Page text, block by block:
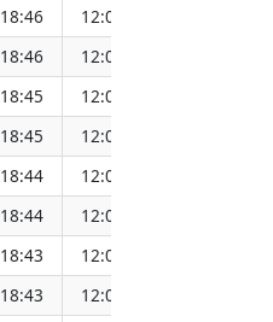
18:46 12:09
18:46 12:09
18:45 12:09
18:45 12:09
18:44 12:09
18:44 12:08
18:43 12:08
18:43 12:08